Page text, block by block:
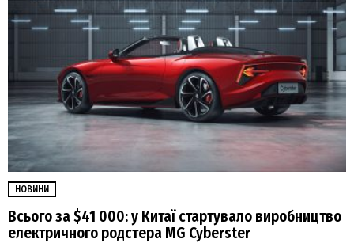
НОВИНИ
Всього за $41 000: у Китаї стартувало виробництво
електричного родстера MG Cyberster